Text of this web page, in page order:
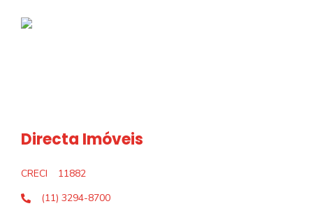
Directa Imóveis
CRECI
11882
(11) 3294-8700